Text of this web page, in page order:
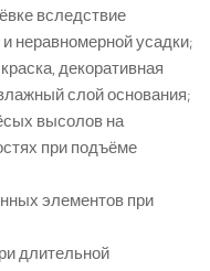
вследствие
неравномерной усадки;
декоративная
слой основания;
высолов на
при подъёме
элементов при
длительной